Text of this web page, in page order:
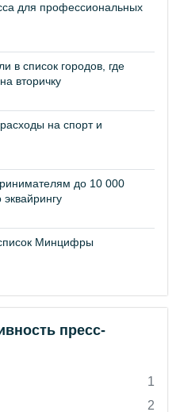
для профессиональных
в список городов, где
вторичку
на спорт и
до 10 000
Минцифры
пресс-
1
2